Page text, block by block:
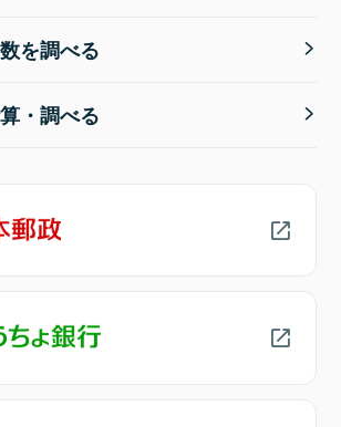
を調べる
・調べる